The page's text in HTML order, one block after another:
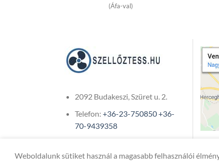
(Áfa-val)
2092 Budakeszi, Szüret u. 2.
Telefon: +36-23-750850+36-
70-9439358
Copyright 2026 ©ONIXCOM KFT.
Weboldalunk sütiket használ a magasabb felhasználói